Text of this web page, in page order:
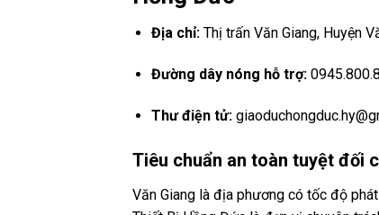
Địa chỉ:Thị trấn Văn Giang, Huyện
Đường dây nóng hỗ trợ:
Thư điện tử:
Tiêu chuẩn an toàn tuyệt đối
Văn Giang là địa phương có tốc độ